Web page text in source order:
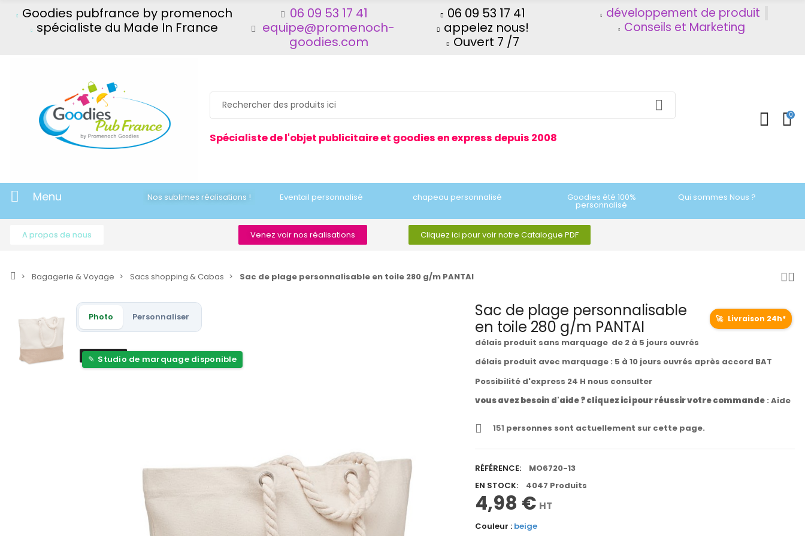
Goodies pubfrance by promenoch
spécialiste du Made In France
06 09 53 17 41
equipe@promenoch-
goodies.com
06 09 53 17 41
appelez nous!
Ouvert 7 /7
développement de produit
Conseils et Marketing
Spécialiste de l'objet publicitaire et goodies en express depuis 2008
0
Menu Nos sublimes réalisations ! Eventail personnalisé chapeau personnalisé Goodies été 100%
personnalisé
Qui sommes Nous ?
A propos de nous Venez voir nos réalisations Cliquez ici pour voir notre Catalogue PDF
Bagagerie & Voyage Sacs shopping & Cabas Sac de plage personnalisable en toile 280 g/m PANTAI
Photo Personnaliser
Nouveau
Studio de marquage disponible
Sac de plage personnalisable
en toile 280 g/m PANTAI
🚀 Livraison 24h*
délais produit sans marquage de 2 à 5 jours ouvrés
délais produit avec marquage : 5 à 10 jours ouvrés après accord BAT
Possibilité d'express 24 H nous consulter
vous avez besoin d'aide ? cliquez ici pour réussir votre commande: Aide
151 personnes sont actuellement sur cette page.
RÉFÉRENCE:
MO6720-13
EN STOCK:
4047 Produits
4,98 € HT
Couleur : beige